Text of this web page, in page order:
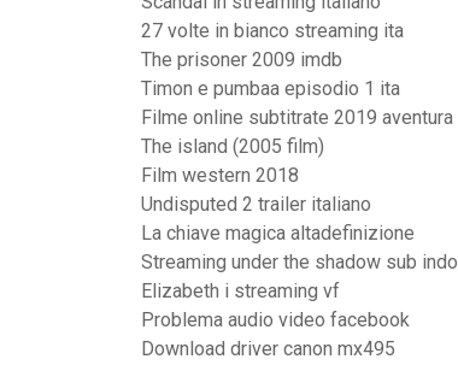
27 volte in bianco streaming ita
The prisoner 2009 imdb
Timon e pumbaa episodio 1 ita
Filme online subtitrate 2019 aventura
The island (2005 film)
Film western 2018
Undisputed 2 trailer italiano
La chiave magica altadefinizione
Streaming under the shadow sub indo
Elizabeth i streaming vf
Problema audio video facebook
Download driver canon mx495